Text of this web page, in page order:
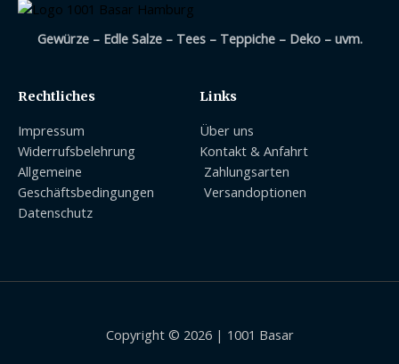
Gewürze – Edle Salze – Tees – Teppiche – Deko – uvm.
Rechtliches
Impressum
Widerrufsbelehrung
Allgemeine
Geschäftsbedingungen
Datenschutz
Links
Über uns
Kontakt & Anfahrt
Zahlungsarten
Versandoptionen
Copyright © 2026 | 1001 Basar